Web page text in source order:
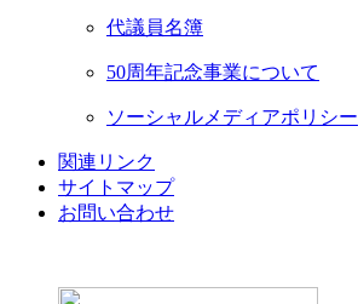
代議員名簿
50周年記念事業について
ソーシャルメディアポリシー
関連リンク
サイトマップ
お問い合わせ